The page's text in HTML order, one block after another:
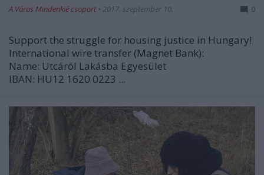
A Város Mindenkié csoport • 2017. szeptember 10. 0
Support the struggle for housing justice in Hungary!
International wire transfer (Magnet Bank):
Name: Utcáról Lakásba Egyesület
IBAN: HU12 1620 0223 ...